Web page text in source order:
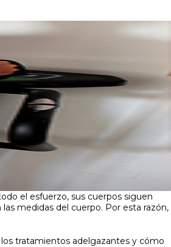
el esfuerzo, sus cuerpos siguen
medidas del cuerpo. Por esta razón,
tratamientos adelgazantes y cómo